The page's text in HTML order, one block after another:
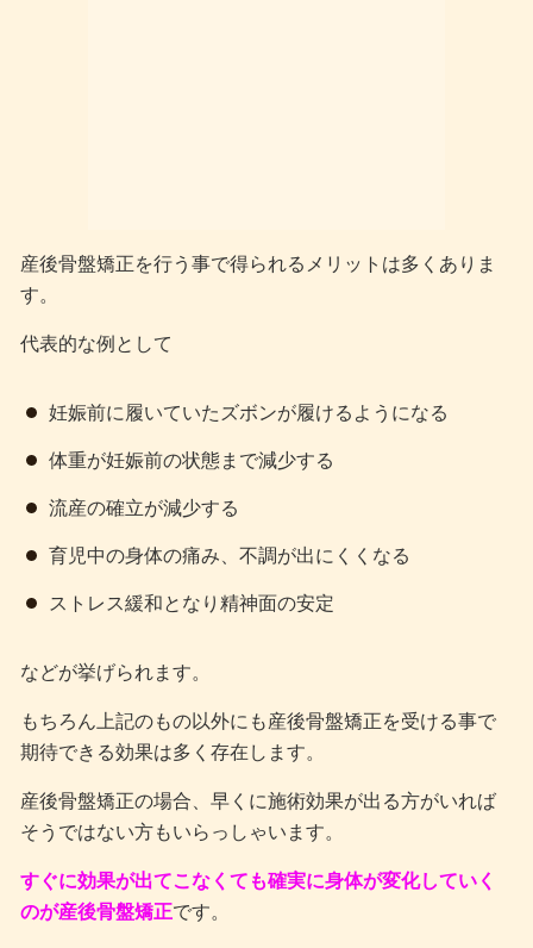
産後骨盤矯正を行う事で得られるメリットは多くありま
す。
代表的な例として
妊娠前に履いていたズボンが履けるようになる
体重が妊娠前の状態まで減少する
流産の確立が減少する
育児中の身体の痛み、不調が出にくくなる
ストレス緩和となり精神面の安定
などが挙げられます。
もちろん上記のもの以外にも産後骨盤矯正を受ける事で
期待できる効果は多く存在します。
産後骨盤矯正の場合、早くに施術効果が出る方がいれば
そうではない方もいらっしゃいます。
すぐに効果が出てこなくても確実に身体が変化していく
のが産後骨盤矯正です。